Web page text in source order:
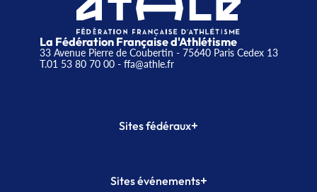
La Fédération Française d'Athlétisme
33 Avenue Pierre de Coubertin - 75640 Paris Cedex 13
T.01 53 80 70 00- ffa@athle.fr
Sites fédéraux+
Plateforme Formation
Sites événements+